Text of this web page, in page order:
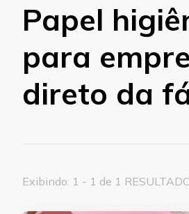
Papel
para
direto da
Exibindo: 1 - 1 de 1